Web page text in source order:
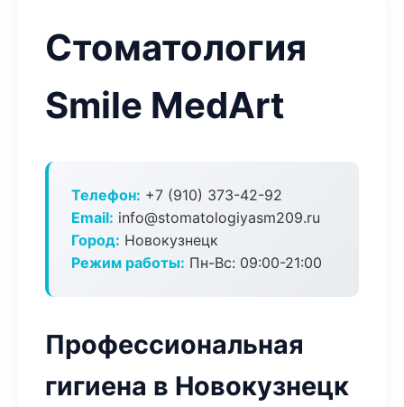
Стоматология
Smile MedArt
Телефон: +7 (910) 373-42-92
Email: info@stomatologiyasm209.ru
Город: Новокузнецк
Режим работы: Пн-Вс: 09:00-21:00
Профессиональная
гигиена в Новокузнецк